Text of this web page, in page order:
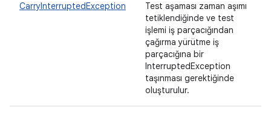
CarryInterruptedException
Test aşaması zaman aşımı
tetiklendiğinde ve test
işlemi iş parçacığından
çağırma yürütme iş
parçacığına bir
InterruptedException
taşınması gerektiğinde
oluşturulur.